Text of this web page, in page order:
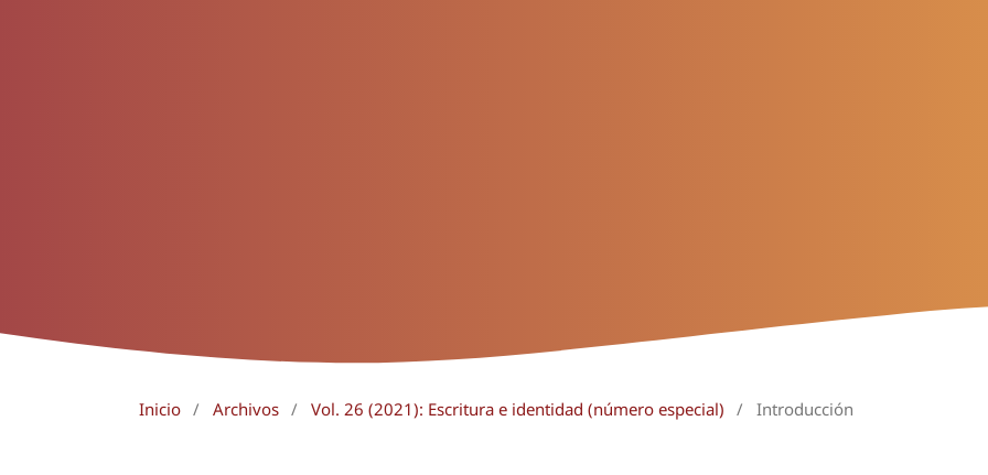
Inicio / Archivos / Vol. 26 (2021): Escritura e identidad (número especial) / Introducción